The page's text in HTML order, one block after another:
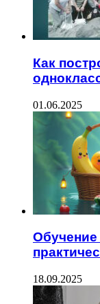
Как
01.06.2025
Обучение
18.09.2025